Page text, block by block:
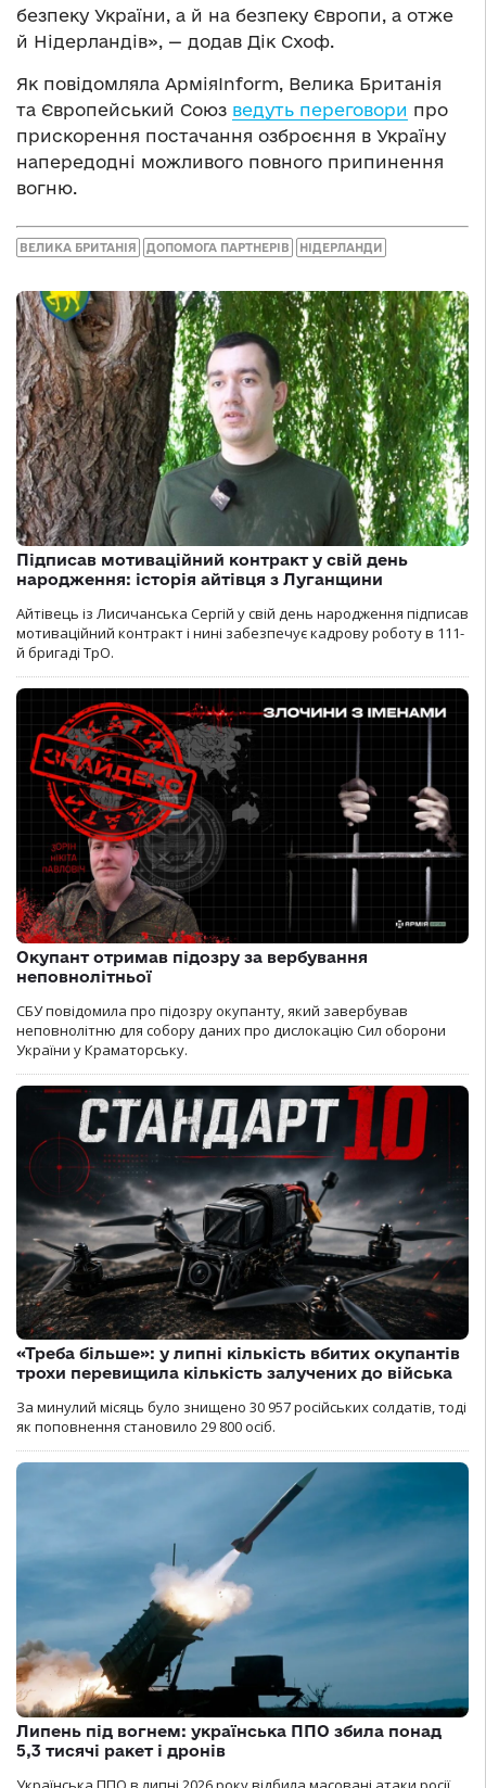
безпеку України, а й на безпеку Європи, а отже
й Нідерландів», — додав Дік Схоф.
Як повідомляла АрміяInform, Велика Британія
та Європейський Союз ведуть переговори про
прискорення постачання озброєння в Україну
напередодні можливого повного припинення
вогню.
ВЕЛИКА БРИТАНІЯ ДОПОМОГА ПАРТНЕРІВ НІДЕРЛАНДИ
Підписав мотиваційний контракт у свій день
народження: історія айтівця з Луганщини
Айтівець із Лисичанська Сергій у свій день народження підписав
мотиваційний контракт і нині забезпечує кадрову роботу в 111-
й бригаді ТрО.
Окупант отримав підозру за вербування
неповнолітньої
СБУ повідомила про підозру окупанту, який завербував
неповнолітню для собору даних про дислокацію Сил оборони
України у Краматорську.
«Треба більше»: у липні кількість вбитих окупантів
трохи перевищила кількість залучених до війська
За минулий місяць було знищено 30 957 російських солдатів, тоді
як поповнення становило 29 800 осіб.
Липень під вогнем: українська ППО збила понад
5,3 тисячі ракет і дронів